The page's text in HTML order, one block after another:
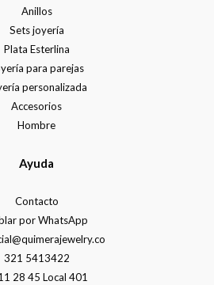
Anillos
Sets joyería
Plata Esterlina
para parejas
personalizada
Accesorios
Hombre
Ayuda
Contacto
por WhatsApp
321 5413422
28 45 Local 401